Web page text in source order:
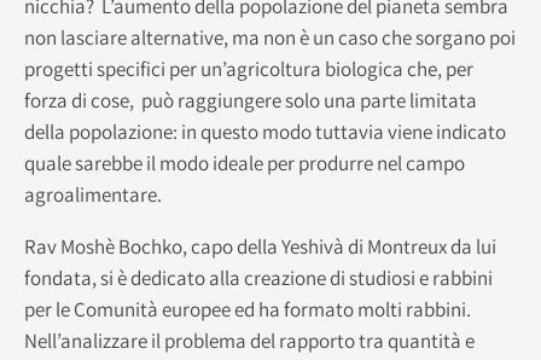
nicchia? L’aumento della popolazione del pianeta sembra
non lasciare alternative, ma non è un caso che sorgano poi
progetti specifici per un’agricoltura biologica che, per
forza di cose, può raggiungere solo una parte limitata
della popolazione: in questo modo tuttavia viene indicato
quale sarebbe il modo ideale per produrre nel campo
agroalimentare.
Rav Moshè Bochko, capo della Yeshivà di Montreux da lui
fondata, si è dedicato alla creazione di studiosi e rabbini
per le Comunità europee ed ha formato molti rabbini.
Nell’analizzare il problema del rapporto tra quantità e